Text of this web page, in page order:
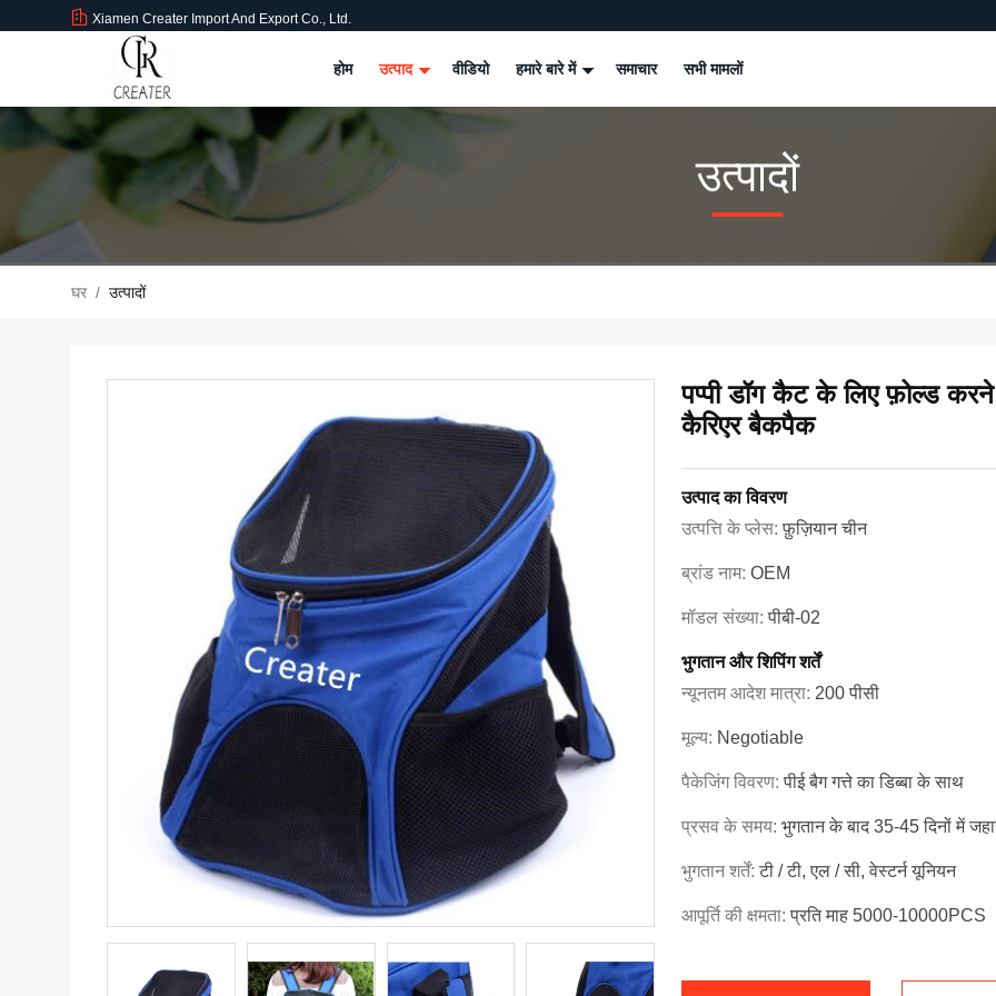
Xiamen Creater Import And Export Co., Ltd.
होम उत्पाद वीडियो हमारे बारे में समाचार सभी मामलों
उत्पादों
घर / उत्पादों
पप्पी डॉग कैट के लिए फ़ोल्ड करने
कैरिएर बैकपैक
उत्पाद का विवरण
उत्पत्ति के प्लेस:फ़ुज़ियान चीन
ब्रांड नाम: OEM
मॉडल संख्या:पीबी-02
भुगतान और शिपिंग शर्तें
न्यूनतम आदेश मात्रा: 200 पीसी
मूल्य: Negotiable
पैकेजिंग विवरण:पीई बैग गत्ते का डिब्बा के साथ
प्रसव के समय: भुगतान के बाद 35-45 दिनों में
भुगतान शर्तें:टी / टी, एल / सी, वेस्टर्न यूनियन
आपूर्ति की क्षमता:प्रति माह 5000-10000PCS